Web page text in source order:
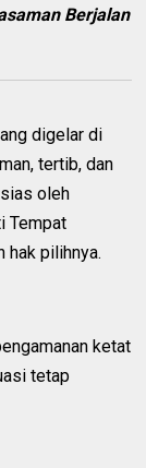
Berjalan
digelar di
tertib, dan
oleh
Tempat
hak pilihnya.
ketat
tetap